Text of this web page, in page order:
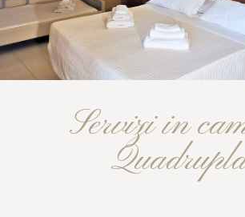
Servizi in